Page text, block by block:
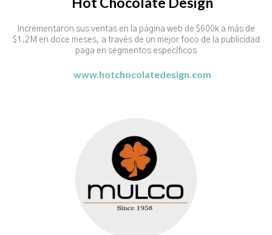
Incrementaron sus ventas en la página web de $600k a más de
$1.2M en doce meses, a través de un mejor foco de la publicidad
paga en segmentos específicos
www.hotchocolatedesign.com